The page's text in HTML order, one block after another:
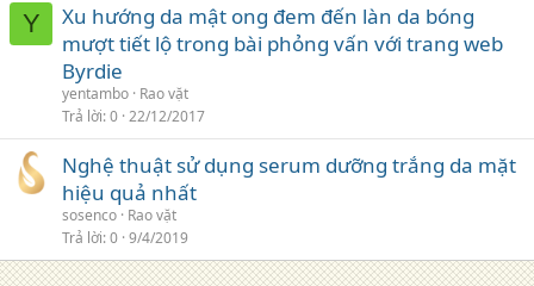
Y
Xu hướng da mật ong đem đến làn da bóng
mượt tiết lộ trong bài phỏng vấn với trang web
Byrdie
yentambo Rao vặt
Trả lời 0 22/12/2017
Nghệ thuật sử dụng serum dưỡng trắng da mặt
hiệu quả nhất
sosenco Rao vặt
Trả lời 0 9/4/2019